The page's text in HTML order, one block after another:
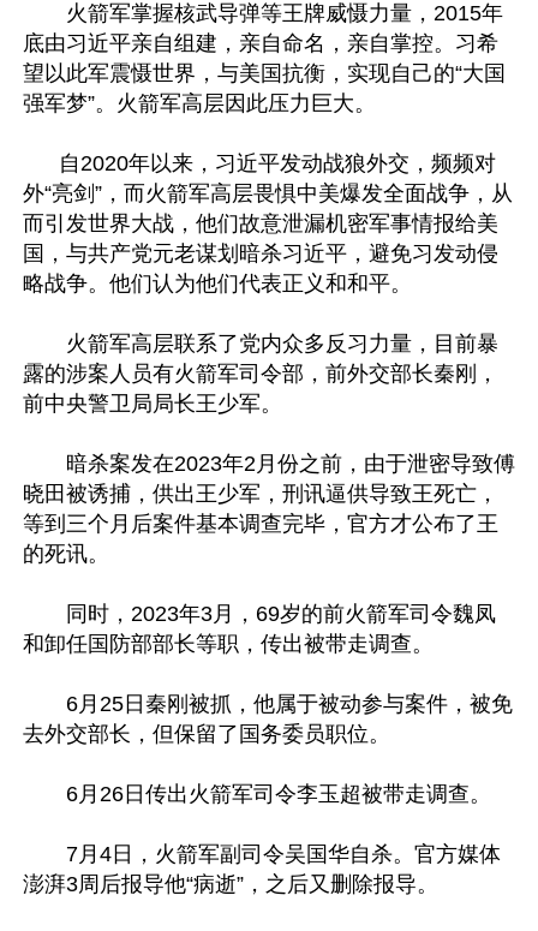
火箭军掌握核武导弹等王牌威慑力量，2015年
底由习近平亲自组建，亲自命名，亲自掌控。习希
望以此军震慑世界，与美国抗衡，实现自己的“大国
强军梦”。火箭军高层因此压力巨大。
外“亮剑”，而火箭军高层畏惧中美爆发全面战争，从
而引发世界大战，他们故意泄漏机密军事情报给美
国，与共产党元老谋划暗杀习近平，避免习发动侵
略战争。他们认为他们代表正义和和平。
火箭军高层联系了党内众多反习力量，目前暴
露的涉案人员有火箭军司令部，前外交部长秦刚，
前中央警卫局局长王少军。
暗杀案发在2023年2月份之前，由于泄密导致傅
晓田被诱捕，供出王少军，刑讯逼供导致王死亡，
等到三个月后案件基本调查完毕，官方才公布了王
的死讯。
同时，2023年3月，69岁的前火箭军司令魏凤
和卸任国防部部长等职，传出被带走调查。
6月25日秦刚被抓，他属于被动参与案件，被免
去外交部长，但保留了国务委员职位。
6月26日传出火箭军司令李玉超被带走调查。
7月4日，火箭军副司令吴国华自杀。官方媒体
澎湃3周后报导他“病逝”，之后又删除报导。